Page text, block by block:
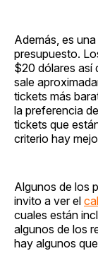
Además, es
presupuesto.
$20 dólares así
sale
tickets más
la preferencia
tickets que
criterio hay
Algunos de los
invito a ver el
cuales están
algunos de los
hay algunos